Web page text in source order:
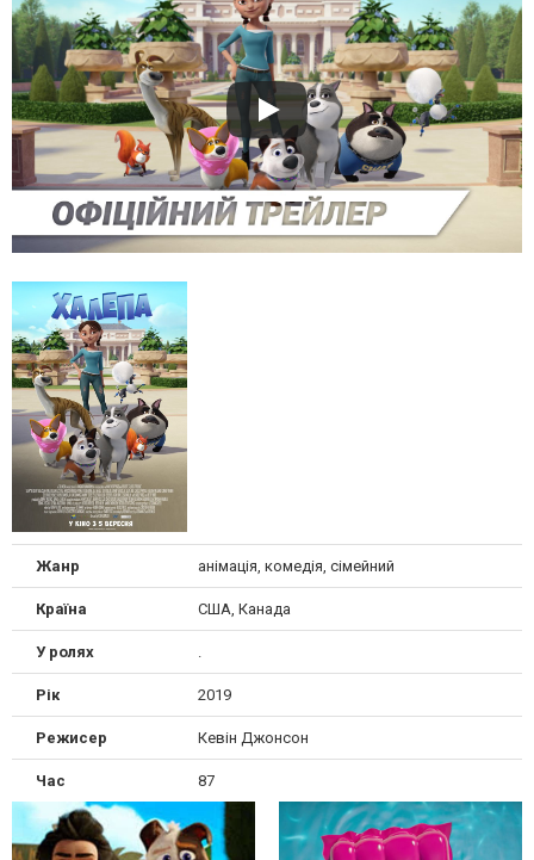
Жанр анімація, комедія, сімейний
Країна США, Канада
У ролях
Рік 2019
Режисер Кевін Джонсон
Час 87